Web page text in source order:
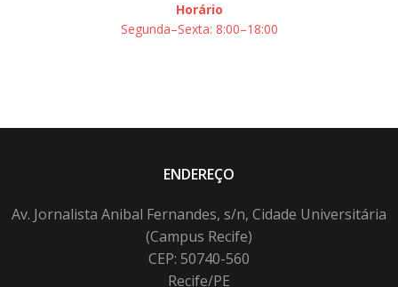
Horário
Segunda–Sexta: 8:00–18:00
ENDEREÇO
Av. Jornalista Anibal Fernandes, s/n, Cidade Universitária
(Campus Recife)
CEP: 50740-560
Recife/PE